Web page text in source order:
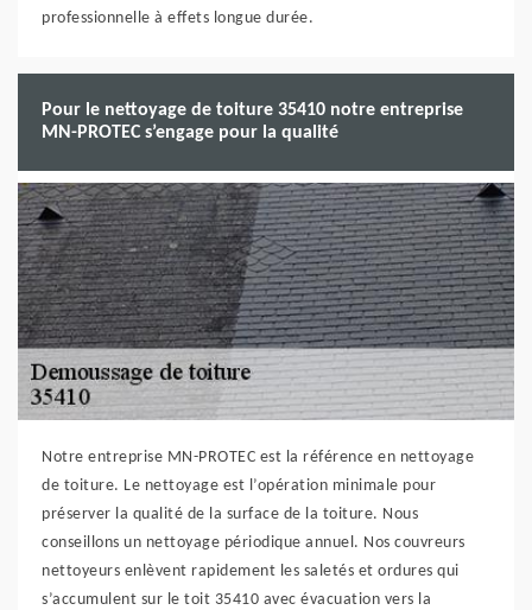
professionnelle à effets longue durée.
Pour le nettoyage de toiture 35410 notre entreprise
MN-PROTEC s’engage pour la qualité
Notre entreprise MN-PROTEC est la référence en nettoyage
de toiture. Le nettoyage est l’opération minimale pour
préserver la qualité de la surface de la toiture. Nous
conseillons un nettoyage périodique annuel. Nos couvreurs
nettoyeurs enlèvent rapidement les saletés et ordures qui
s’accumulent sur le toit 35410 avec évacuation vers la